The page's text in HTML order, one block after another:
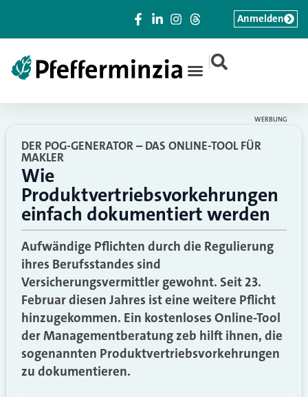
|
Anmelden
WERBUNG
DER POG-GENERATOR – DAS ONLINE-TOOL FÜR
MAKLER
Wie
Produktvertriebsvorkehrungen
einfach dokumentiert werden
Aufwändige Pflichten durch die Regulierung
ihres Berufsstandes sind
Versicherungsvermittler gewohnt. Seit 23.
Februar diesen Jahres ist eine weitere Pflicht
hinzugekommen. Ein kostenloses Online-Tool
der Managementberatung zeb hilft ihnen, die
sogenannten Produktvertriebsvorkehrungen
zu dokumentieren.